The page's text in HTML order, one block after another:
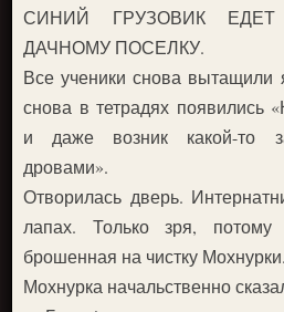
СИНИЙ ГРУЗОВИК
ДАЧНОМУ ПОСЕЛКУ.
Все ученики снова вытащили
снова в тетрадях появились
и даже возник какой-то
дровами».
Отворилась дверь.
лапах. Только зря,
брошенная на чистку Мохнурки.
Мохнурка начальственно